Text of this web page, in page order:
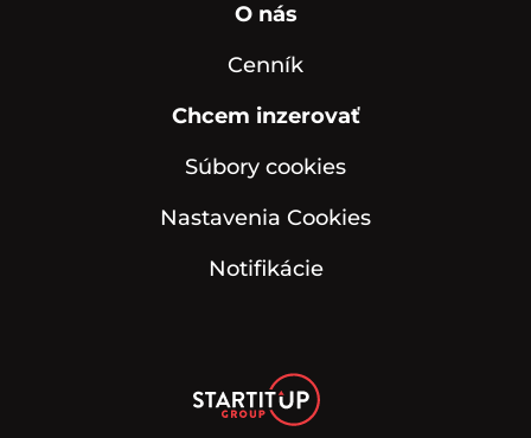
O nás
Cenník
Chcem inzerovať
Súbory cookies
Nastavenia Cookies
Notifikácie